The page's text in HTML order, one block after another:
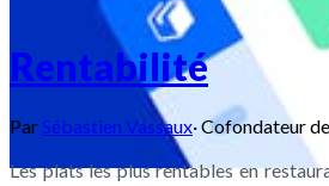
Rentabilité
ParSébastien Vassaux·Cofondateur
Les plats les plus rentables en